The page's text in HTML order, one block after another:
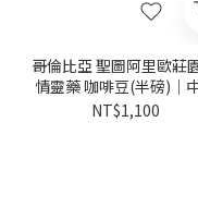
哥倫比亞 聖圖阿里歐莊
情靈藥 咖啡豆(半磅)｜
焙
NT$1,100